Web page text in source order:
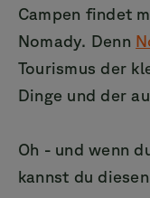
Campen findet
Nomady. Denn
Tourismus der
Dinge und der
Oh - und wenn
kannst du